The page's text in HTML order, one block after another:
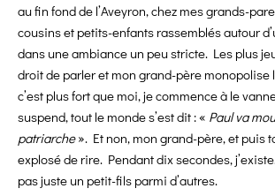
au fin fond de l’Aveyron, chez mes grands-
cousins et petits-enfants rassemblés autour
dans une ambiance un peu stricte. Les plus
droit de parler et mon grand-père monopolise
c’est plus fort que moi, je commence à le
suspend, tout le monde s’est dit : « Paul va
patriarche». Et non, mon grand-père, et puis
explosé de rire. Pendant dix secondes,
pas juste un petit-fils parmi d’autres.